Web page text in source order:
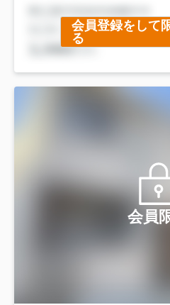
会員登録をして
る
会員